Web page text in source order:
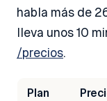
habla más de
lleva unos 10
/precios.
Plan